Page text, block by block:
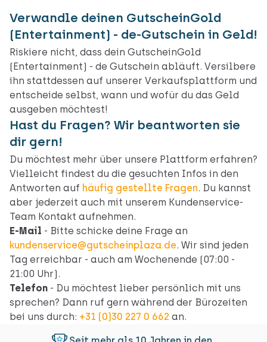
Verwandle deinen GutscheinGold
(Entertainment) - de-Gutschein in Geld!
Riskiere nicht, dass dein GutscheinGold
(Entertainment) - de Gutschein abläuft. Versilbere
ihn stattdessen auf unserer Verkaufsplattform und
entscheide selbst, wann und wofür du das Geld
ausgeben möchtest!
Hast du Fragen? Wir beantworten sie
dir gern!
Du möchtest mehr über unsere Plattform erfahren?
Vielleicht findest du die gesuchten Infos in den
Antworten auf häufig gestellte Fragen. Du kannst
aber jederzeit auch mit unserem Kundenservice-
Team Kontakt aufnehmen.
E-Mail - Bitte schicke deine Frage an
kundenservice@gutscheinplaza.de. Wir sind jeden
Tag erreichbar - auch am Wochenende (07:00 -
21:00 Uhr).
Telefon - Du möchtest lieber persönlich mit uns
sprechen? Dann ruf gern während der Bürozeiten
bei uns durch: +31 (0)30 227 0 662 an.